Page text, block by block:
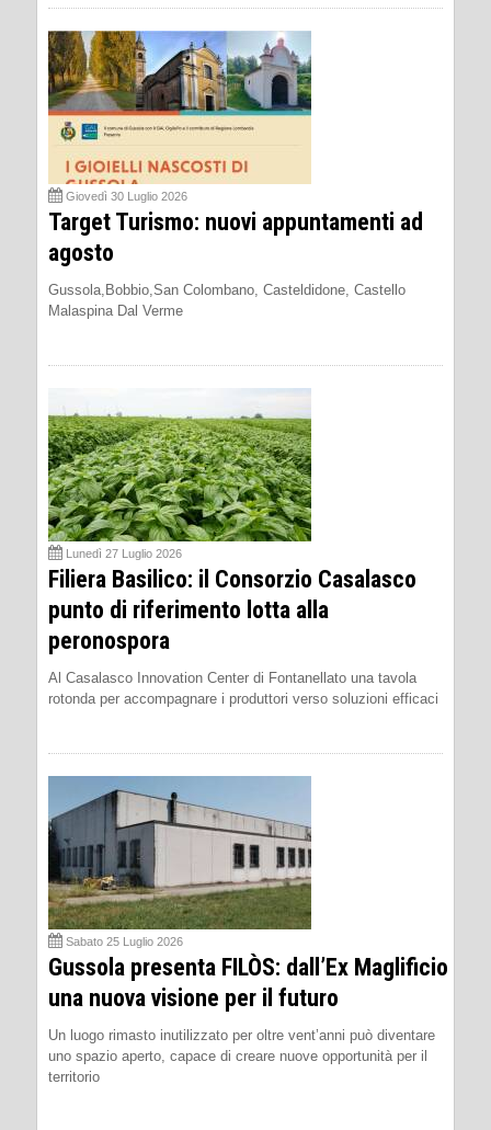
Giovedì 30 Luglio 2026
Target Turismo: nuovi appuntamenti ad
agosto
Gussola,Bobbio,San Colombano, Casteldidone, Castello
Malaspina Dal Verme
Lunedì 27 Luglio 2026
Filiera Basilico: il Consorzio Casalasco
punto di riferimento lotta alla
peronospora
Al Casalasco Innovation Center di Fontanellato una tavola
rotonda per accompagnare i produttori verso soluzioni efficaci
Sabato 25 Luglio 2026
Gussola presenta FILÒS: dall’Ex Maglificio
una nuova visione per il futuro
Un luogo rimasto inutilizzato per oltre vent’anni può diventare
uno spazio aperto, capace di creare nuove opportunità per il
territorio